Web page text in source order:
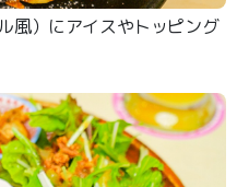
風）にアイスやトッピング